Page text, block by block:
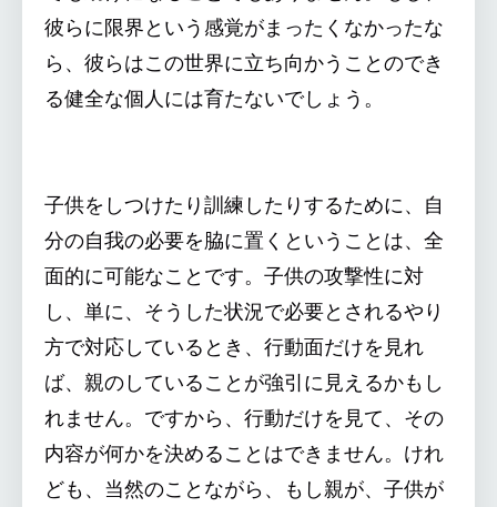
彼らに限界という感覚がまったくなかったな
ら、彼らはこの世界に立ち向かうことのでき
る健全な個人には育たないでしょう。
子供をしつけたり訓練したりするために、自
分の自我の必要を脇に置くということは、全
面的に可能なことです。子供の攻撃性に対
し、単に、そうした状況で必要とされるやり
方で対応しているとき、行動面だけを見れ
ば、親のしていることが強引に見えるかもし
れません。ですから、行動だけを見て、その
内容が何かを決めることはできません。けれ
ども、当然のことながら、もし親が、子供が